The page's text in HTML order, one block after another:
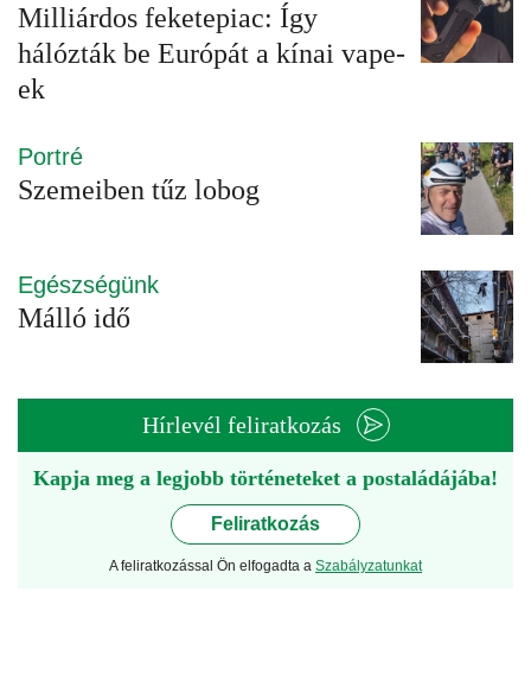
Milliárdos feketepiac: Így
hálózták be Európát a kínai vape-
ek
Portré
Szemeiben tűz lobog
Egészségünk
Málló idő
Hírlevél feliratkozás
Kapja meg a legjobb történeteket a postaládájába!
Feliratkozás
A feliratkozással Ön elfogadta a Szabályzatunkat